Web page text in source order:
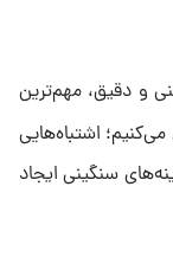
و دقیق، مهم‌ترین
می‌کنیم؛ اشتباه‌هایی
سنگینی ایجاد